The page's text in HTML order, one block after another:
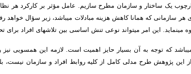
یک ساختار و سازمان مطرح سازیم. عامل مؤثر بر کارکرد هر
سازمانی که همانا کاهش هزینه مبادلات می­باشد، زیر سؤال
این امر می­تواند نوعی تنش اساسی بین تلاش­های افراد برای
که توجه به آن بسیار حایز اهمیت است. لازمه این همسویی
پژوهش طرح مدلی کامل از کلیه روابط افراد و سازمان نیست،